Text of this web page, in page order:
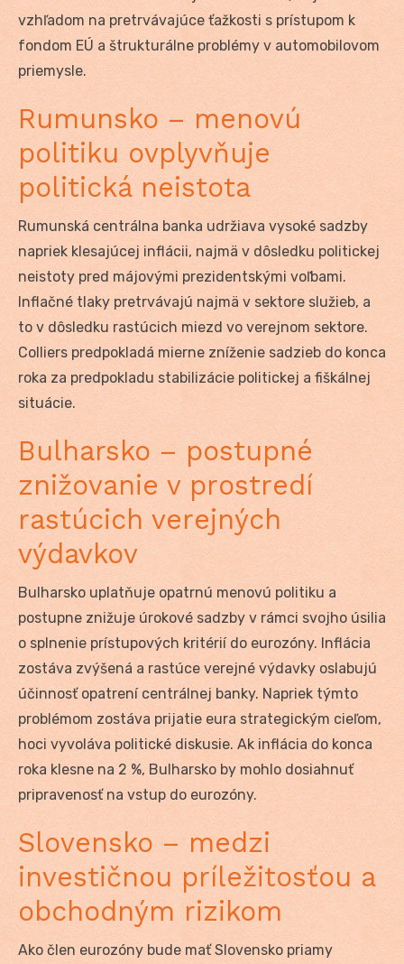
vzhľadom na pretrvávajúce ťažkosti s prístupom k
fondom EÚ a štrukturálne problémy v automobilovom
priemysle.
Rumunsko – menovú
politiku ovplyvňuje
politická neistota
Rumunská centrálna banka udržiava vysoké sadzby
napriek klesajúcej inflácii, najmä v dôsledku politickej
neistoty pred májovými prezidentskými voľbami.
Inflačné tlaky pretrvávajú najmä v sektore služieb, a
to v dôsledku rastúcich miezd vo verejnom sektore.
Colliers predpokladá mierne zníženie sadzieb do konca
roka za predpokladu stabilizácie politickej a fiškálnej
situácie.
Bulharsko – postupné
znižovanie v prostredí
rastúcich verejných
výdavkov
Bulharsko uplatňuje opatrnú menovú politiku a
postupne znižuje úrokové sadzby v rámci svojho úsilia
o splnenie prístupových kritérií do eurozóny. Inflácia
zostáva zvýšená a rastúce verejné výdavky oslabujú
účinnosť opatrení centrálnej banky. Napriek týmto
problémom zostáva prijatie eura strategickým cieľom,
hoci vyvoláva politické diskusie. Ak inflácia do konca
roka klesne na 2 %, Bulharsko by mohlo dosiahnuť
pripravenosť na vstup do eurozóny.
Slovensko – medzi
investičnou príležitosťou a
obchodným rizikom
Ako člen eurozóny bude mať Slovensko priamy